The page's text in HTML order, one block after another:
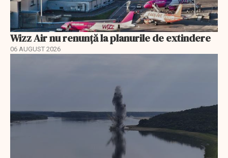
Wizz Air nu renunță la planurile de extindere
06 AUGUST 2026